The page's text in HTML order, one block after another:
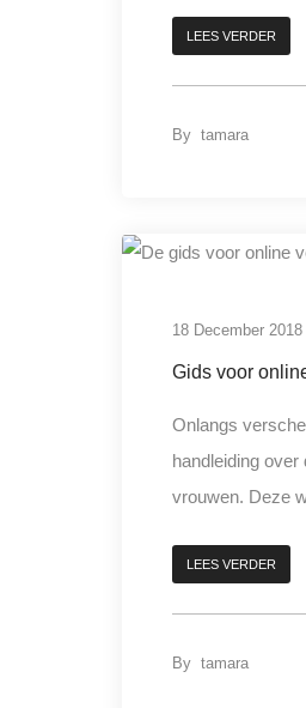
LEES VERDER
By tamara
18 December 2018
Gids voor
Onlangs
handleiding over
vrouwen. Deze
LEES VERDER
By tamara